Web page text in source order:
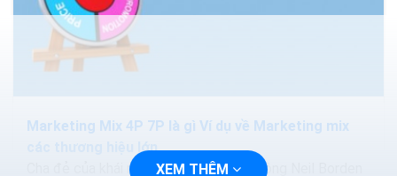
Marketing Mix 4P 7P là gì Ví dụ về Marketing mix
các thương hiệu lớn
Cha đẻ của khái niệm marketing mix là ông Neil Borden
XEM THÊM